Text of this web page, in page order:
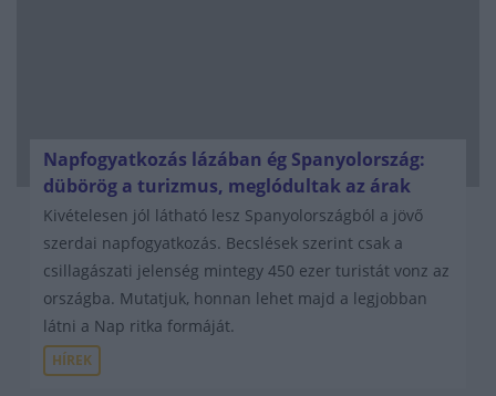
Napfogyatkozás lázában ég Spanyolország:
dübörög a turizmus, meglódultak az árak
Kivételesen jól látható lesz Spanyolországból a jövő
szerdai napfogyatkozás. Becslések szerint csak a
csillagászati jelenség mintegy 450 ezer turistát vonz az
országba. Mutatjuk, honnan lehet majd a legjobban
látni a Nap ritka formáját.
HÍREK